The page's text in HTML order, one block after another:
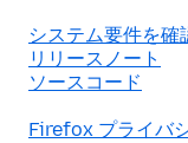
システム要件を確
リリースノート
ソースコード
Firefox プライバ